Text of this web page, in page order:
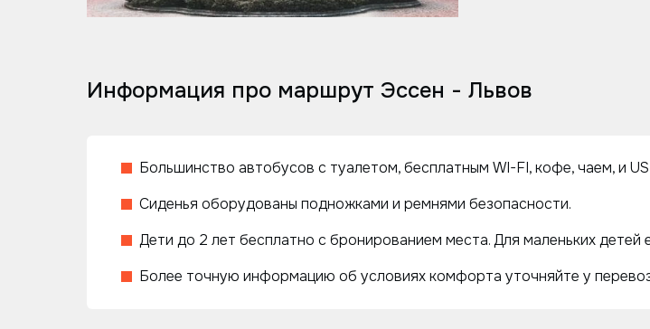
Информация про маршрут Эссен - Львов
Большинство автобусов с туалетом, бесплатным WI-FI, кофе, чаем, и
Сиденья оборудованы подножками и ремнями безопасности.
Дети до 2 лет бесплатно с бронированием места. Для маленьких детей
Более точную информацию об условиях комфорта уточняйте у